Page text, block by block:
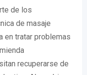
de los
de masaje
en tratar problemas
recuperarse de